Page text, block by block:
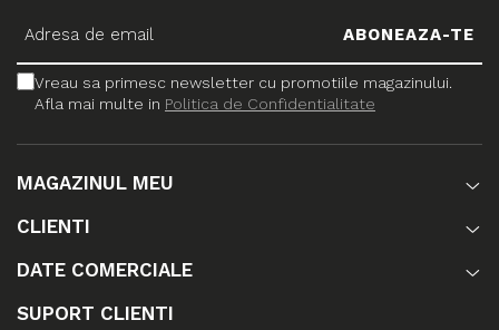
Vreau sa primesc newsletter cu promotiile magazinului.
Afla mai multe in Politica de Confidentialitate
MAGAZINUL MEU
CLIENTI
DATE COMERCIALE
SUPORT CLIENTI